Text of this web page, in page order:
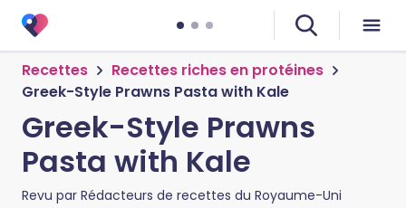
Recettes
Recettes riches en protéines
Greek-Style Prawns Pasta with Kale
Greek-Style Prawns
Pasta with Kale
Revu par Rédacteurs de recettes du Royaume-Uni